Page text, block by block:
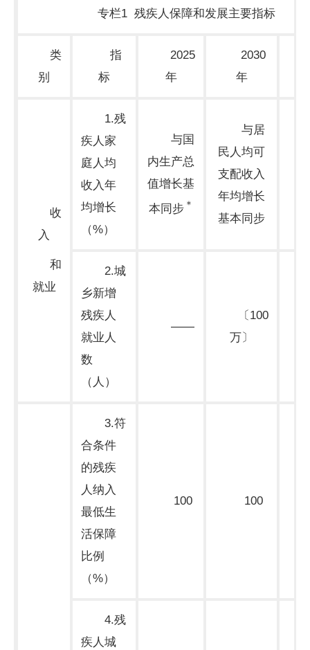
专栏1 残疾人保障和发展主要指标
类
别
指
标
2025
年
2030
年
收
入
和
就业
1.残
疾人家
庭人均
收入年
均增长
（%）
与国
内生产总
值增长基
本同步 ＊
与居
民人均可
支配收入
年均增长
基本同步
2.城
乡新增
残疾人
就业人
数
（人）
——
〔100
万〕
3.符
合条件
的残疾
人纳入
最低生
活保障
比例
（%）
100
100
4.残
疾人城